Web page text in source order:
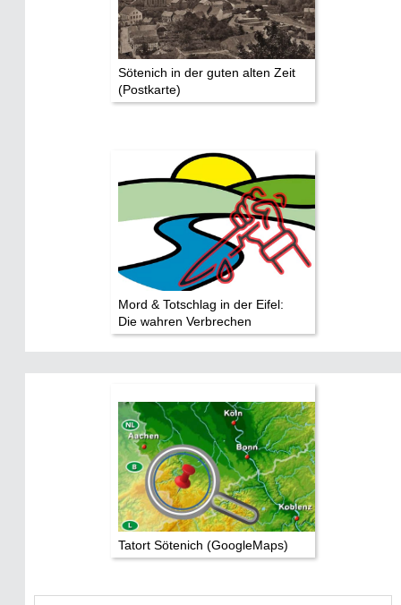
Mediathek
Datenschutz
Sötenich in der guten alten Zeit
(Postkarte)
Mord & Totschlag in der Eifel:
Die wahren Verbrechen
Tatort Sötenich (GoogleMaps)